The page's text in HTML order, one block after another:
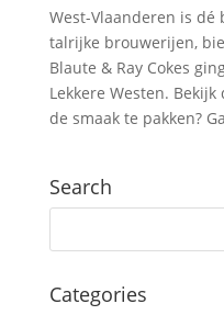
West-Vlaanderen is
talrijke brouwerijen,
Blaute & Ray Cokes
Lekkere Westen.
de smaak te pakken?
Search
Categories